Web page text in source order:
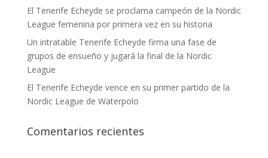
El Tenerife Echeyde se proclama campeón de la Nordic
League femenina por primera vez en su historia
Un intratable Tenerife Echeyde firma una fase de
grupos de ensueño y jugará la final de la Nordic
League
El Tenerife Echeyde vence en su primer partido de la
Nordic League de Waterpolo
Comentarios recientes